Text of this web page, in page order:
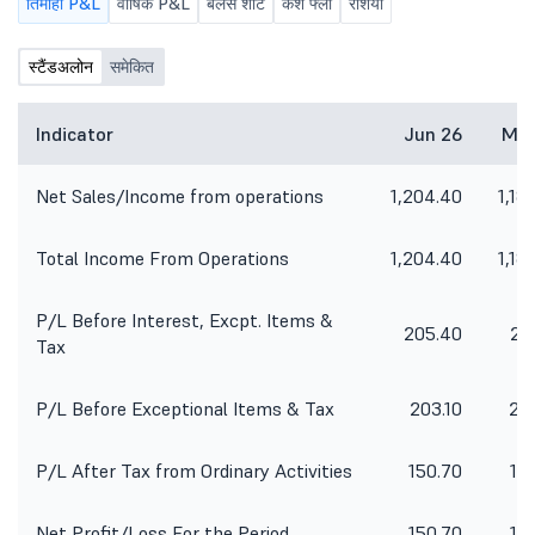
स्टैंडअलोन समेकित
Indicator Jun 26
Net Sales/Income from operations 1,204.40
Total Income From Operations 1,204.40
P/L Before Interest, Excpt. Items &
Tax
205.40
P/L Before Exceptional Items & Tax 203.10
P/L After Tax from Ordinary Activities 150.70